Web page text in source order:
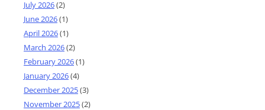
July 2026(2)
June 2026(1)
April 2026(1)
March 2026(2)
February 2026(1)
January 2026(4)
December 2025(3)
November 2025(2)